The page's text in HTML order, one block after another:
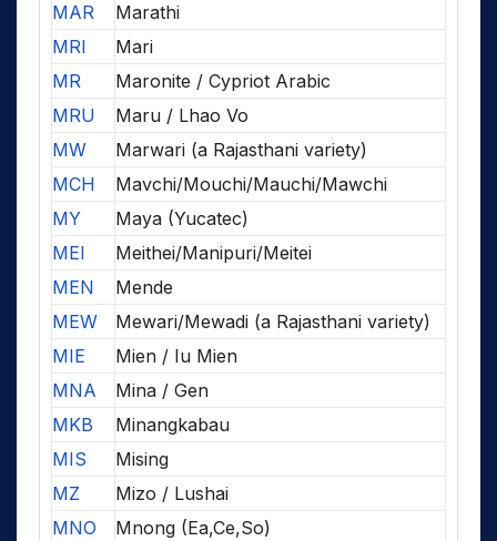
MAR
Marathi
MRI
Mari
MR
Maronite / Cypriot Arabic
MRU
Maru / Lhao Vo
MW
Marwari (a Rajasthani variety)
MCH
Mavchi/Mouchi/Mauchi/Mawchi
MY
Maya (Yucatec)
MEI
Meithei/Manipuri/Meitei
MEN
Mende
MEW
Mewari/Mewadi (a Rajasthani variety)
MIE
Mien / Iu Mien
MNA
Mina / Gen
MKB
Minangkabau
MIS
Mising
MZ
Mizo / Lushai
MNO
Mnong (Ea,Ce,So)